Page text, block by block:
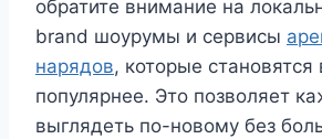
обратите внимание на
brand шоурумы и сервисы
нарядов, которые становятся
популярнее. Это позволяет
выглядеть по-новому без